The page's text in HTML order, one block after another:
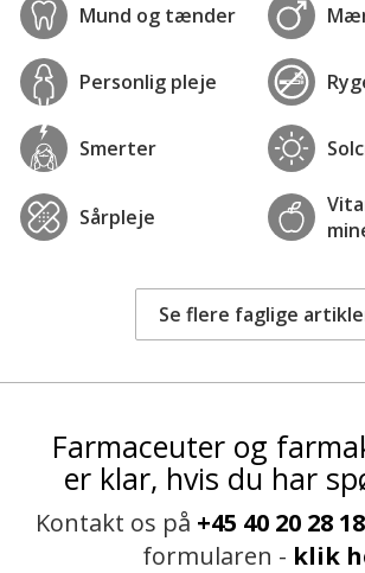
Mund og tænder
Personlig pleje
Smerter
Sårpleje
Se flere faglige
Farmaceuter og
er klar, hvis du har
Kontakt os på +45 40 20 28 18
formularen - klik